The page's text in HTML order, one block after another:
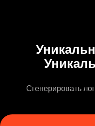
Сгенерировать